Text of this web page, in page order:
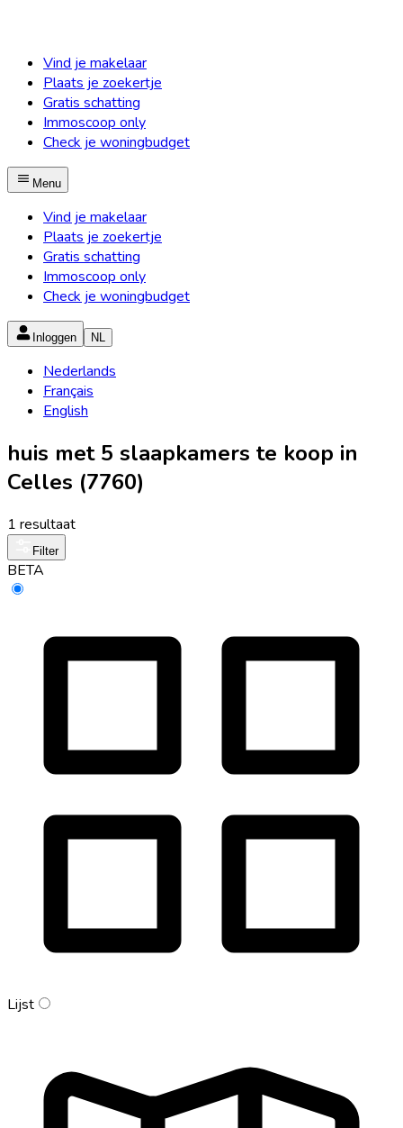
Vind je makelaar
Plaats je zoekertje
Gratis schatting
Immoscoop only
Check je woningbudget
Menu
Vind je makelaar
Plaats je zoekertje
Gratis schatting
Immoscoop only
Check je woningbudget
Inloggen NL
Nederlands
Français
English
huis met 5 slaapkamers te koop in
Celles (7760)
1 resultaat
Filter
BETA
Lijst